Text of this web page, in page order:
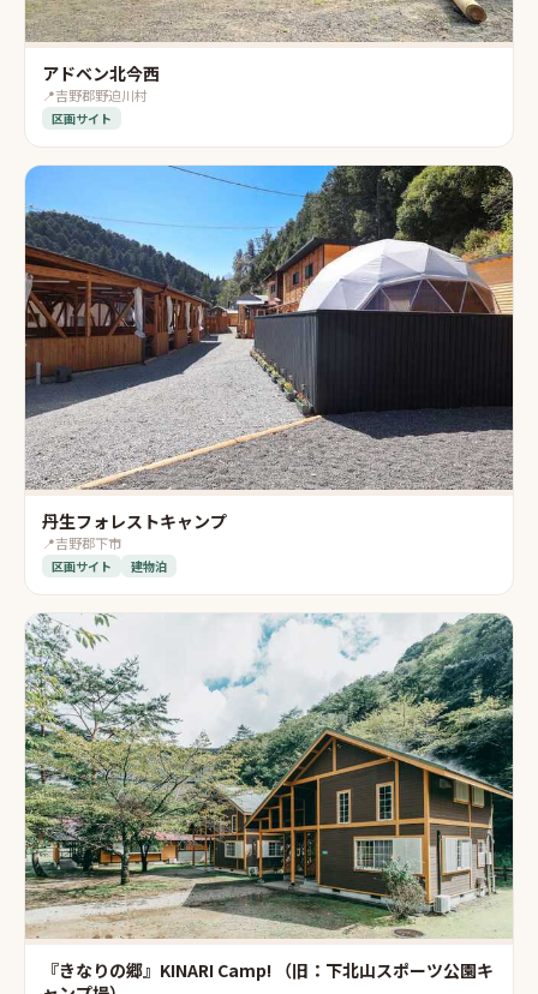
アドベン北今西
📍吉野郡野迫川村
区画サイト
丹生フォレストキャンプ
📍吉野郡下市
区画サイト 建物泊
『きなりの郷』KINARI Camp! （旧：下北山スポーツ公園キ